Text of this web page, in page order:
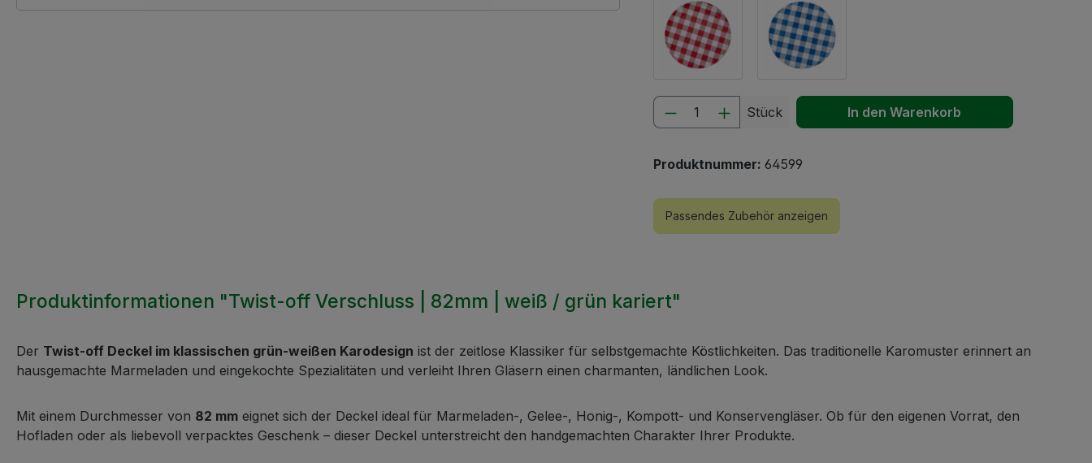
Produkt Anzahl: Gib den gewünschten Wert
Stück In den Warenkorb
Produktnummer: 64599
Passendes Zubehör anzeigen
Produktinformationen "Twist-off Verschluss | 82mm | weiß / grün kariert"
Der Twist-off Deckel im klassischen grün-weißen Karodesign ist der zeitlose Klassiker für selbstgemachte Köstlichkeiten. Das traditionelle Karomuster erinnert an
hausgemachte Marmeladen und eingekochte Spezialitäten und verleiht Ihren Gläsern einen charmanten, ländlichen Look.
Mit einem Durchmesser von 82 mm eignet sich der Deckel ideal für Marmeladen-, Gelee-, Honig-, Kompott- und Konservengläser. Ob für den eigenen Vorrat, den
Hofladen oder als liebevoll verpacktes Geschenk – dieser Deckel unterstreicht den handgemachten Charakter Ihrer Produkte.